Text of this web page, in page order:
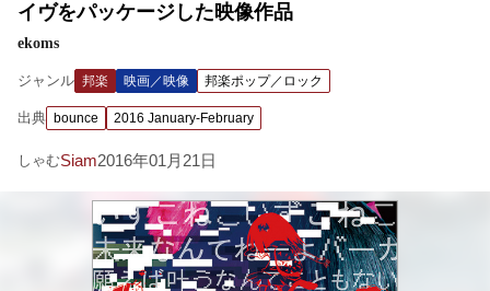
イヴをパッケージした映像作品
ekoms
ジャンル 邦楽 映画／映像 邦楽ポップ／ロック
出典 bounce 2016 January-February
しゃむSiam2016年01月21日